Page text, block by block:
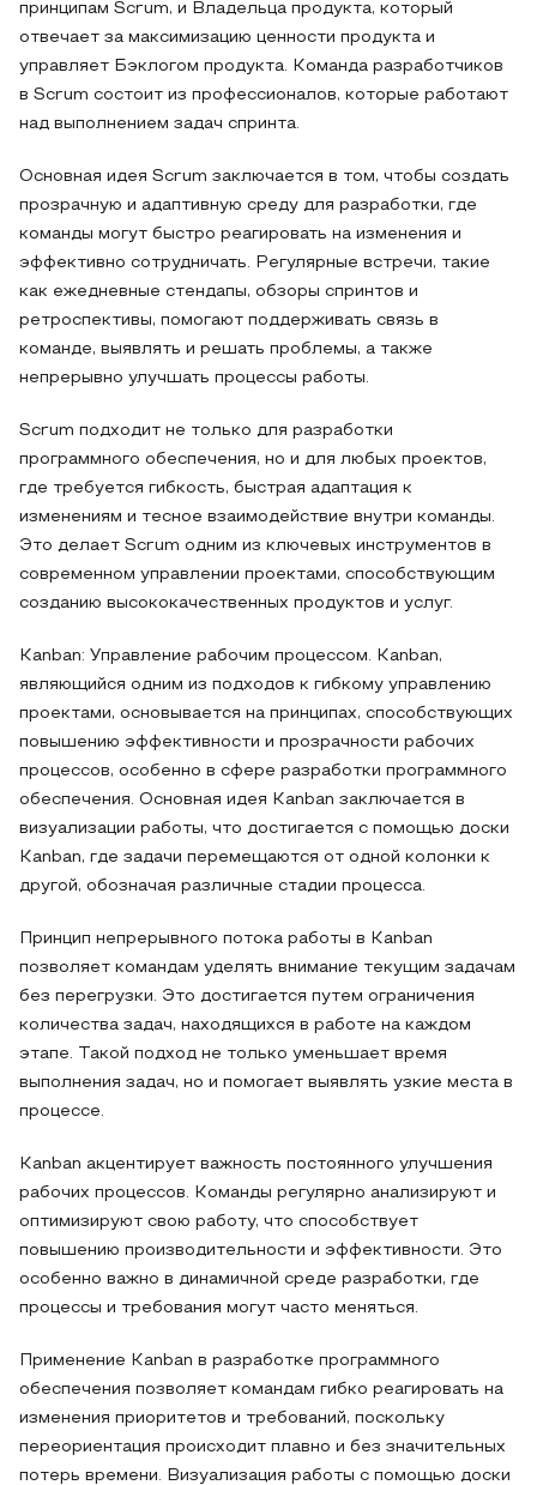
принципам Scrum, и Владельца продукта, который
отвечает за максимизацию ценности продукта и
управляет Бэклогом продукта. Команда разработчиков
в Scrum состоит из профессионалов, которые работают
над выполнением задач спринта.
Основная идея Scrum заключается в том, чтобы создать
прозрачную и адаптивную среду для разработки, где
команды могут быстро реагировать на изменения и
эффективно сотрудничать. Регулярные встречи, такие
как ежедневные стендапы, обзоры спринтов и
ретроспективы, помогают поддерживать связь в
команде, выявлять и решать проблемы, а также
непрерывно улучшать процессы работы.
Scrum подходит не только для разработки
программного обеспечения, но и для любых проектов,
где требуется гибкость, быстрая адаптация к
изменениям и тесное взаимодействие внутри команды.
Это делает Scrum одним из ключевых инструментов в
современном управлении проектами, способствующим
созданию высококачественных продуктов и услуг.
Kanban: Управление рабочим процессом. Kanban,
являющийся одним из подходов к гибкому управлению
проектами, основывается на принципах, способствующих
повышению эффективности и прозрачности рабочих
процессов, особенно в сфере разработки программного
обеспечения. Основная идея Kanban заключается в
визуализации работы, что достигается с помощью доски
Kanban, где задачи перемещаются от одной колонки к
другой, обозначая различные стадии процесса.
Принцип непрерывного потока работы в Kanban
позволяет командам уделять внимание текущим задачам
без перегрузки. Это достигается путем ограничения
количества задач, находящихся в работе на каждом
этапе. Такой подход не только уменьшает время
выполнения задач, но и помогает выявлять узкие места в
процессе.
Kanban акцентирует важность постоянного улучшения
рабочих процессов. Команды регулярно анализируют и
оптимизируют свою работу, что способствует
повышению производительности и эффективности. Это
особенно важно в динамичной среде разработки, где
процессы и требования могут часто меняться.
Применение Kanban в разработке программного
обеспечения позволяет командам гибко реагировать на
изменения приоритетов и требований, поскольку
переориентация происходит плавно и без значительных
потерь времени. Визуализация работы с помощью доски